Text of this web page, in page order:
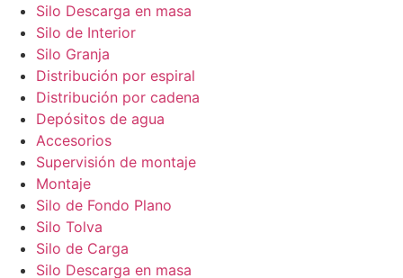
Silo Descarga en masa
Silo de Interior
Silo Granja
Distribución por espiral
Distribución por cadena
Depósitos de agua
Accesorios
Supervisión de montaje
Montaje
Silo de Fondo Plano
Silo Tolva
Silo de Carga
Silo Descarga en masa